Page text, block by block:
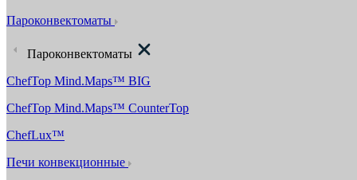
Пароконвектоматы
Пароконвектоматы
ChefTop Mind.Maps™ BIG
ChefTop Mind.Maps™ CounterTop
ChefLux™
Печи конвекционные